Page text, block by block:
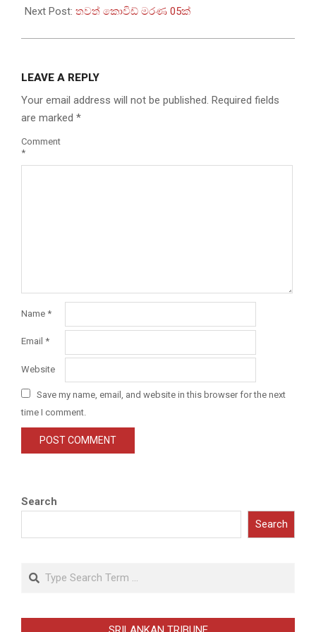
Next Post: තවත් කොවිඩ් මරණ 05ක්
LEAVE A REPLY
Your email address will not be published. Required fields
are marked *
Comment
*
Name *
Email *
Website
Save my name, email, and website in this browser for the next
time I comment.
Search
Search
Search